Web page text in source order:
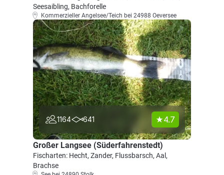
Seesaibling, Bachforelle
Kommerzieller Angelsee/Teich bei 24988 Oeversee
1164 641 4.7
Großer Langsee (Süderfahrenstedt)
Fischarten: Hecht, Zander, Flussbarsch, Aal,
Brachse